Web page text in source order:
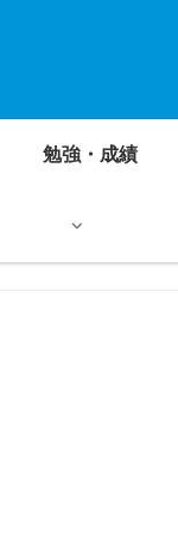
勉強・成績